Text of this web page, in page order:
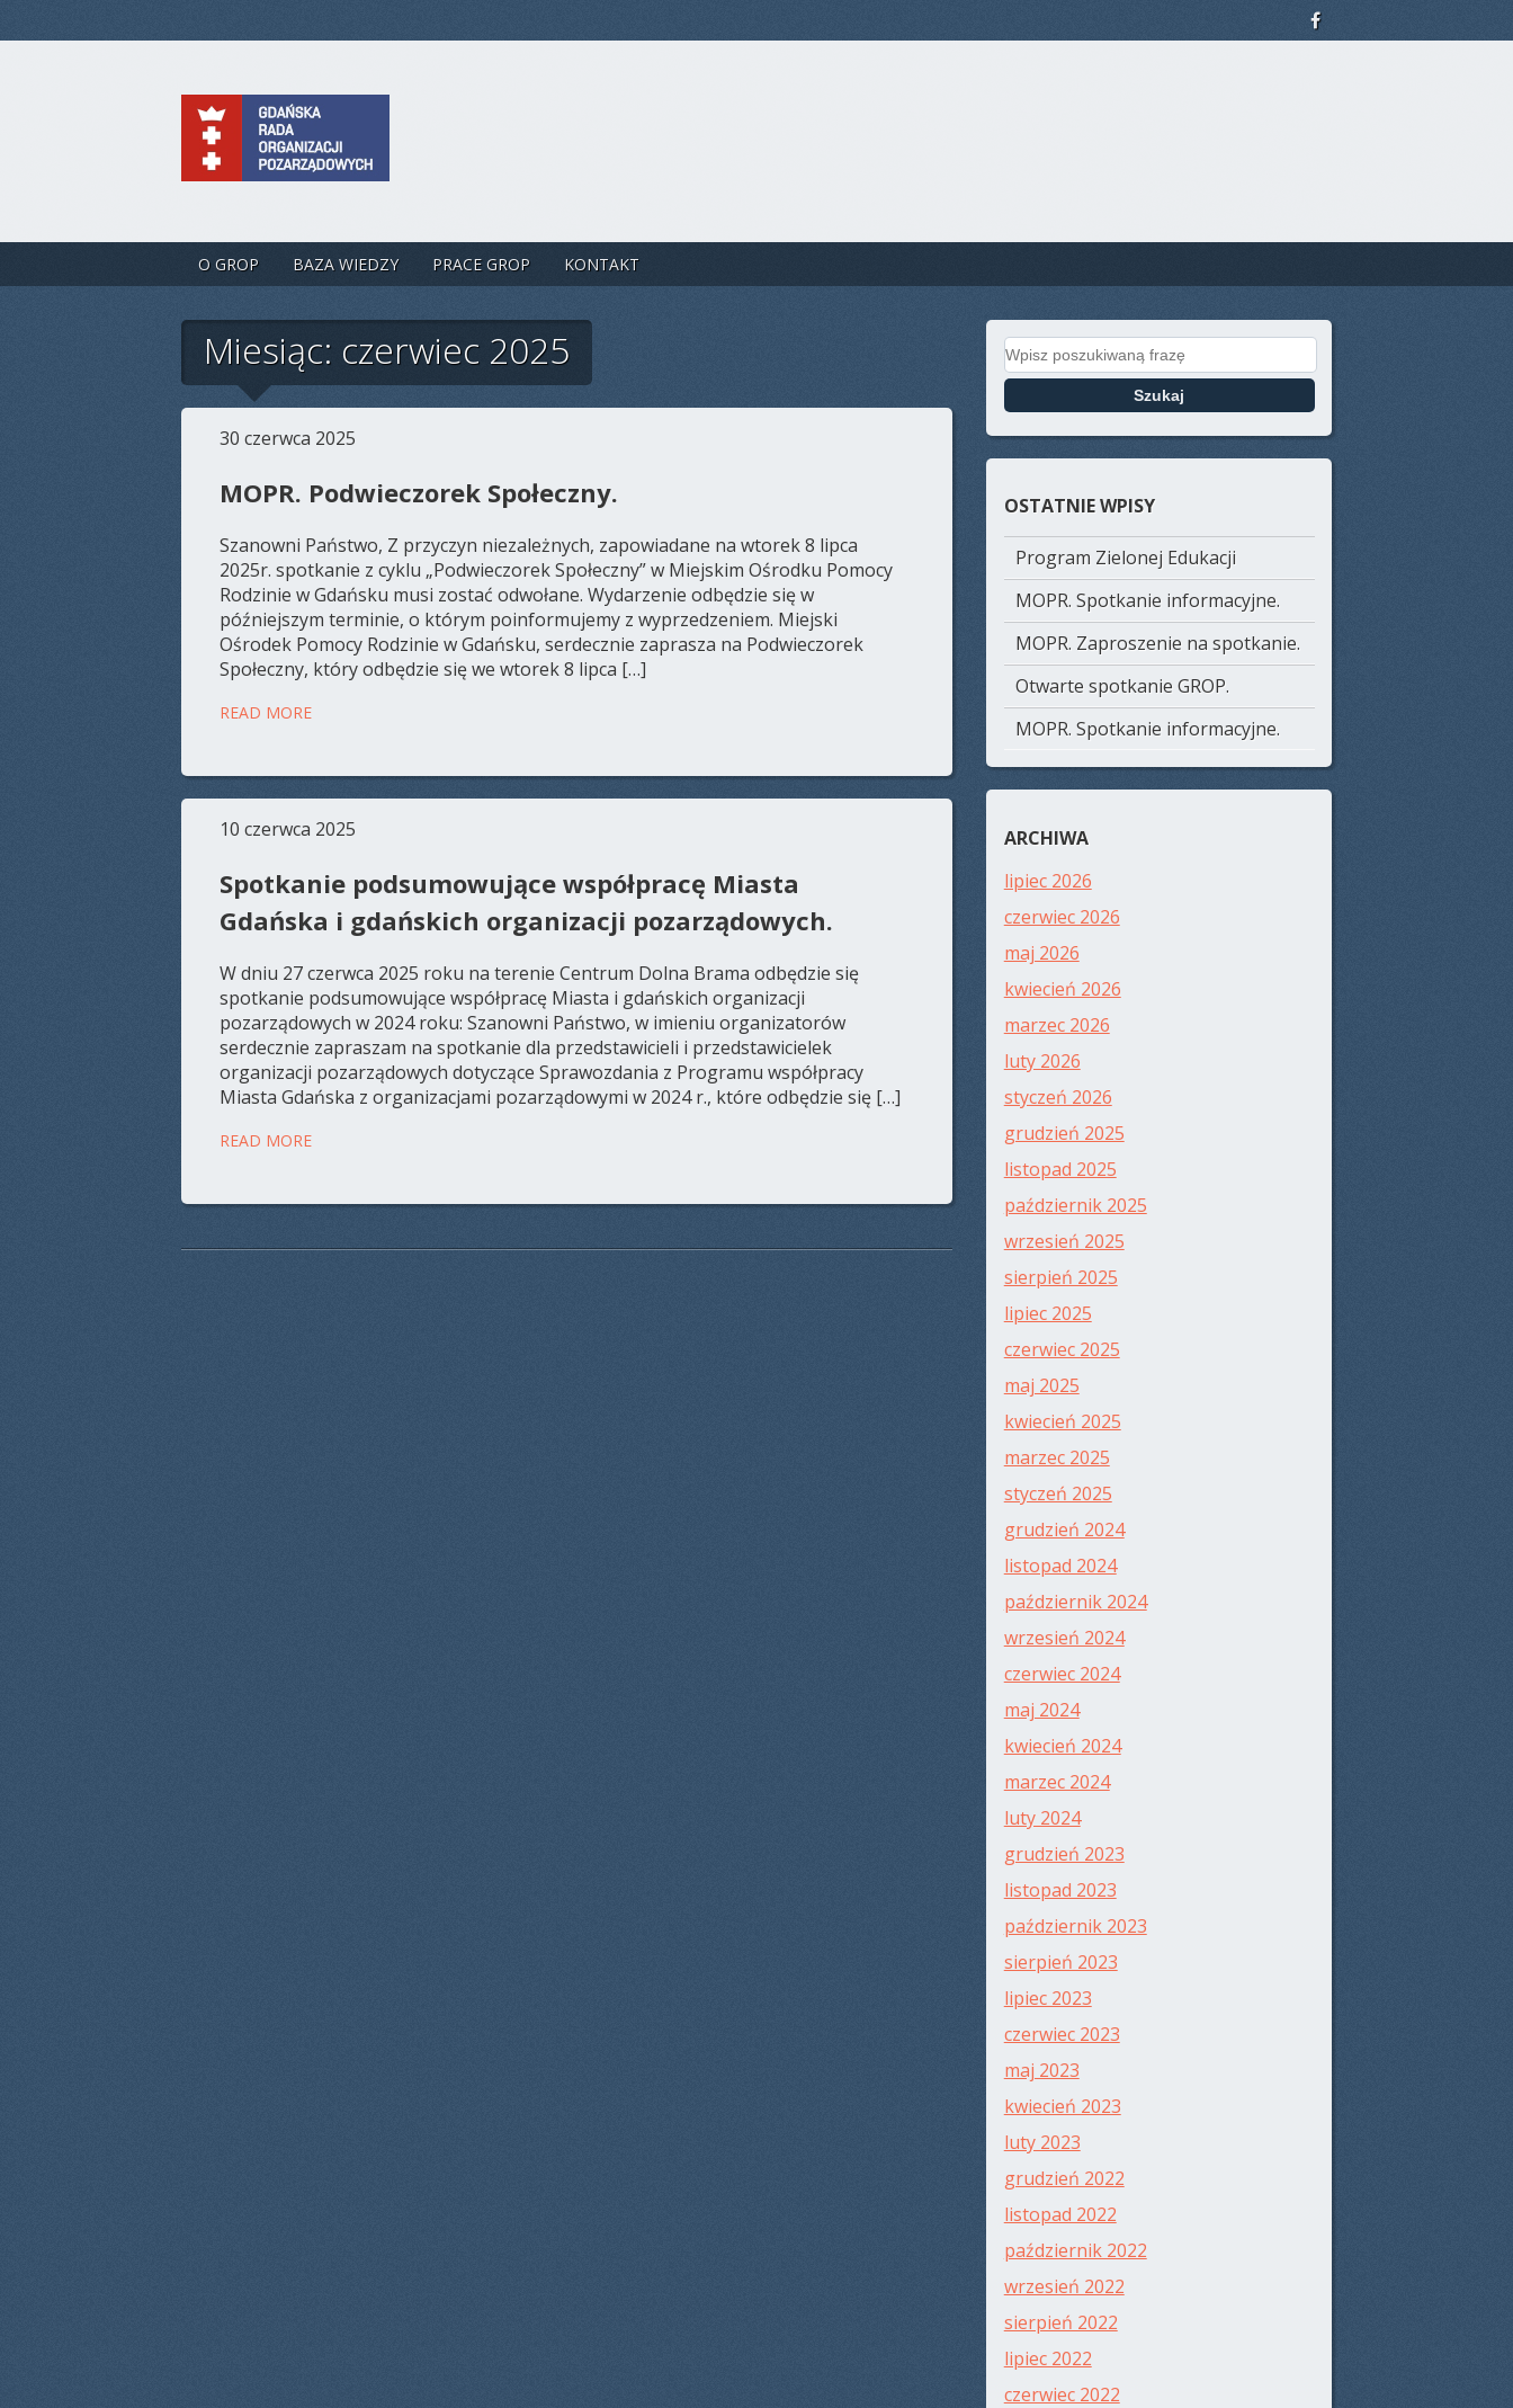
O GROP BAZA WIEDZY PRACE GROP KONTAKT
Miesiąc: czerwiec 2025
30 czerwca 2025
MOPR. Podwieczorek Społeczny.
Szanowni Państwo, Z przyczyn niezależnych, zapowiadane na wtorek 8 lipca
2025r. spotkanie z cyklu „Podwieczorek Społeczny” w Miejskim Ośrodku Pomocy
Rodzinie w Gdańsku musi zostać odwołane. Wydarzenie odbędzie się w
późniejszym terminie, o którym poinformujemy z wyprzedzeniem. Miejski
Ośrodek Pomocy Rodzinie w Gdańsku, serdecznie zaprasza na Podwieczorek
Społeczny, który odbędzie się we wtorek 8 lipca […]
READ MORE
10 czerwca 2025
Spotkanie podsumowujące współpracę Miasta
Gdańska i gdańskich organizacji pozarządowych.
W dniu 27 czerwca 2025 roku na terenie Centrum Dolna Brama odbędzie się
spotkanie podsumowujące współpracę Miasta i gdańskich organizacji
pozarządowych w 2024 roku: Szanowni Państwo, w imieniu organizatorów
serdecznie zapraszam na spotkanie dla przedstawicieli i przedstawicielek
organizacji pozarządowych dotyczące Sprawozdania z Programu współpracy
Miasta Gdańska z organizacjami pozarządowymi w 2024 r., które odbędzie się […]
READ MORE
Search for:
OSTATNIE WPISY
Program Zielonej Edukacji
MOPR. Spotkanie informacyjne.
MOPR. Zaproszenie na spotkanie.
Otwarte spotkanie GROP.
MOPR. Spotkanie informacyjne.
ARCHIWA
lipiec 2026
czerwiec 2026
maj 2026
kwiecień 2026
marzec 2026
luty 2026
styczeń 2026
grudzień 2025
listopad 2025
październik 2025
wrzesień 2025
sierpień 2025
lipiec 2025
czerwiec 2025
maj 2025
kwiecień 2025
marzec 2025
styczeń 2025
grudzień 2024
listopad 2024
październik 2024
wrzesień 2024
czerwiec 2024
maj 2024
kwiecień 2024
marzec 2024
luty 2024
grudzień 2023
listopad 2023
październik 2023
sierpień 2023
lipiec 2023
czerwiec 2023
maj 2023
kwiecień 2023
luty 2023
grudzień 2022
listopad 2022
październik 2022
wrzesień 2022
sierpień 2022
lipiec 2022
czerwiec 2022